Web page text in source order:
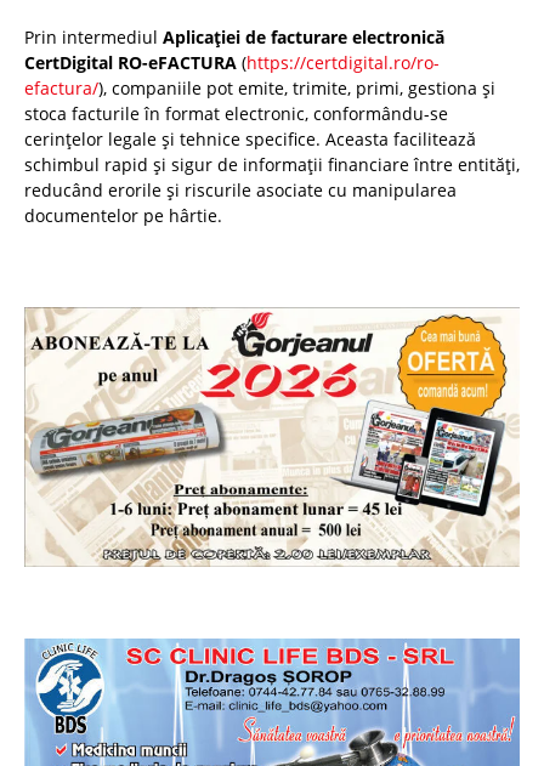
Prin intermediul Aplicației de facturare electronică
CertDigital RO-eFACTURA (https://certdigital.ro/ro-
efactura/), companiile pot emite, trimite, primi, gestiona și
stoca facturile în format electronic, conformându-se
cerințelor legale și tehnice specifice. Aceasta facilitează
schimbul rapid și sigur de informații financiare între entități,
reducând erorile și riscurile asociate cu manipularea
documentelor pe hârtie.